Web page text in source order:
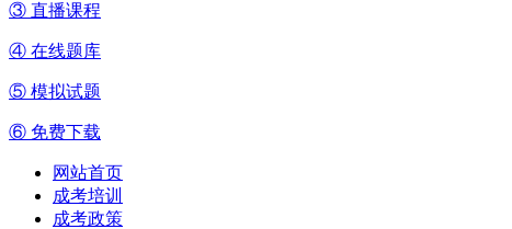
③ 直播课程
④ 在线题库
⑤ 模拟试题
⑥ 免费下载
网站首页
成考培训
成考政策